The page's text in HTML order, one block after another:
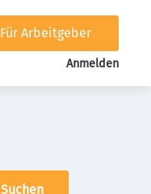
Für Arbeitgeber
Anmelden
Suchen